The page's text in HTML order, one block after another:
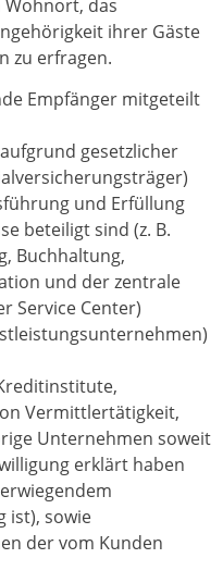
das
ihrer Gäste
zu erfragen.
Empfänger mitgeteilt
gesetzlicher
und Erfüllung
beteiligt sind (z. B.
Buchhaltung,
und der zentrale
Service Center)
Vermittlertätigkeit,
Unternehmen soweit
erklärt haben
ist), sowie
der vom Kunden